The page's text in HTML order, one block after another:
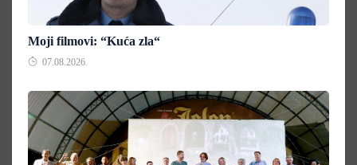
Moji filmovi: “Kuća zla“
07.08.2026.